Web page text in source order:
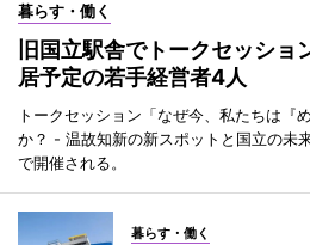
暮らす・働く
旧国立駅舎でトークセッシ
居予定の若手経営者4人
トークセッション「なぜ今、私たちは『
か？ - 温故知新の新スポットと国立の未
で開催される。
暮らす・働く